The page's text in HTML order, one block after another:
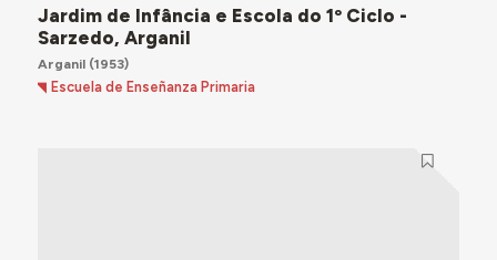
Jardim de Infância e Escola do 1º Ciclo -
Sarzedo, Arganil
Arganil(1953)
Escuela de Enseñanza Primaria